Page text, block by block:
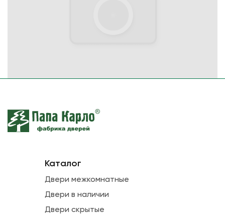
Каталог
Двери межкомнатные
Двери в наличии
Двери скрытые